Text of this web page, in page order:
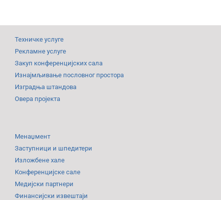
Техничке услуге
Рекламне услуге
Закуп конференцијских сала
Изнајмљивање пословног простора
Изградња штандова
Овера пројекта
Менаџмент
Заступници и шпедитери
Изложбене хале
Конференцијске сале
Медијски партнери
Финансијски извештаји